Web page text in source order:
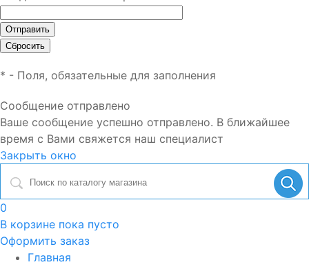
* - Поля, обязательные для заполнения
Сообщение отправлено
Ваше сообщение успешно отправлено. В ближайшее
время с Вами свяжется наш специалист
Закрыть окно
0
В корзине пока пусто
Оформить заказ
Главная